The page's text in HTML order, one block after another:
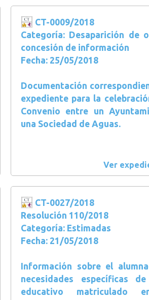
CT-0009/2018
Categoría: Desaparición de
concesión de información
Fecha: 25/05/2018
Documentación
expediente para la
Convenio entre un
una Sociedad de Aguas.
Ver
CT-0027/2018
Resolución 110/2018
Categoría: Estimadas
Fecha: 21/05/2018
Información sobre el
necesidades específicas
educativo matriculado